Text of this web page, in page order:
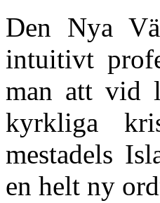
Den Nya
intuitivt
man att vid
kyrkliga
mestadels
en helt ny